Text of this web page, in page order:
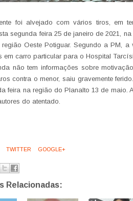
foi alvejado com vários tiros, em
segunda feira 25 de janeiro de 2021,
região Oeste Potiguar. Segundo a PM,
em carro particular para o Hospital
não tem informações sobre
contra o menor, saiu gravemente
feira na região do Planalto 13 de maio.
do atentado.
TWITTER GOOGLE+
Relacionadas: